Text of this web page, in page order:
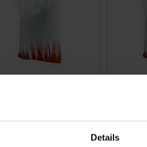
Detailszzgl. MwSt.